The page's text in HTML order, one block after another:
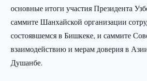
основные итоги участия Президента
саммите Шанхайской организации
состоявшемся в Бишкеке, и саммите
взаимодействию и мерам доверия в
Душанбе.